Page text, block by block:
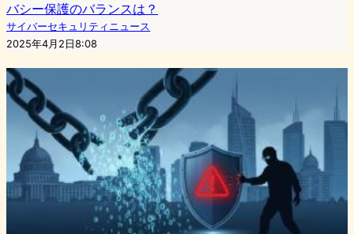
バシー保護のバランスは？
サイバーセキュリティニュース
2025年4月2日8:08